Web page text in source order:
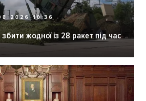
10:36
жодної із 28 ракет під час